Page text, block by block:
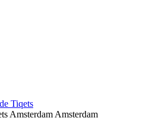
Amsterdam